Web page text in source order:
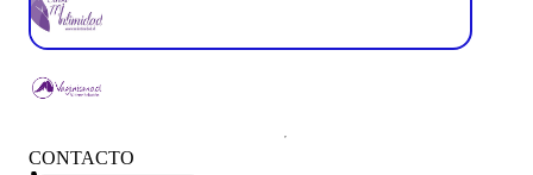
CONTACTO